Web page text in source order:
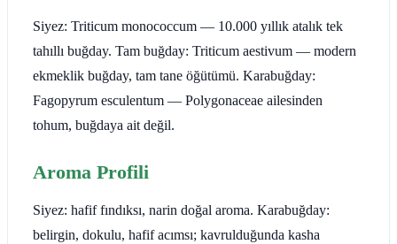
Siyez: Triticum monococcum — 10.000 yıllık atalık tek
tahıllı buğday. Tam buğday: Triticum aestivum — modern
ekmeklik buğday, tam tane öğütümü. Karabuğday:
Fagopyrum esculentum — Polygonaceae ailesinden
tohum, buğdaya ait değil.
Aroma Profili
Siyez: hafif fındıksı, narin doğal aroma. Karabuğday:
belirgin, dokulu, hafif acımsı; kavrulduğunda kasha